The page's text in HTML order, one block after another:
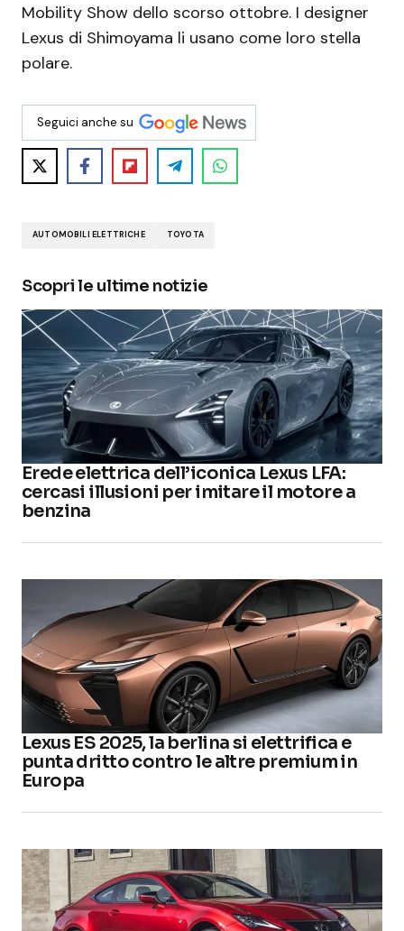
Mobility Show dello scorso ottobre. I designer
Lexus di Shimoyama li usano come loro stella
polare.
Seguici anche su
AUTOMOBILI ELETTRICHE TOYOTA
Scopri le ultime notizie
Erede elettrica dell’iconica Lexus LFA:
cercasi illusioni per imitare il motore a
benzina
Lexus ES 2025, la berlina si elettrifica e
punta dritto contro le altre premium in
Europa